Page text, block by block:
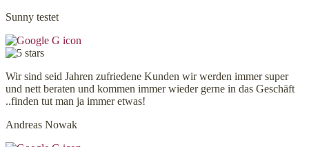
Sunny testet
Wir sind seid Jahren zufriedene Kunden wir werden immer super
und nett beraten und kommen immer wieder gerne in das Geschäft
..finden tut man ja immer etwas!
Andreas Nowak